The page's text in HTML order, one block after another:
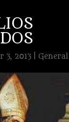
3, 2013| General|